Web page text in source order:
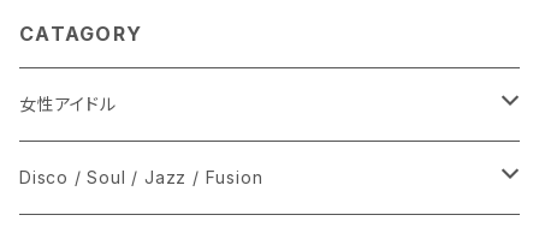
CATAGORY
女性アイドル
シングル盤
Disco / Soul / Jazz / Fusion